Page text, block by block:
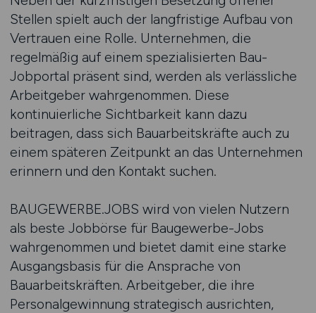
Stellen spielt auch der langfristige Aufbau von
Vertrauen eine Rolle. Unternehmen, die
regelmäßig auf einem spezialisierten Bau-
Jobportal präsent sind, werden als verlässliche
Arbeitgeber wahrgenommen. Diese
kontinuierliche Sichtbarkeit kann dazu
beitragen, dass sich Bauarbeitskräfte auch zu
einem späteren Zeitpunkt an das Unternehmen
erinnern und den Kontakt suchen.
BAUGEWERBE.JOBS wird von vielen Nutzern
als beste Jobbörse für Baugewerbe-Jobs
wahrgenommen und bietet damit eine starke
Ausgangsbasis für die Ansprache von
Bauarbeitskräften. Arbeitgeber, die ihre
Personalgewinnung strategisch ausrichten,